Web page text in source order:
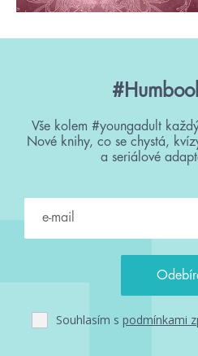
Vše kolem #youngadult
Nové knihy, co se chystá,
a seriálové
Souhlasím s podmínkami